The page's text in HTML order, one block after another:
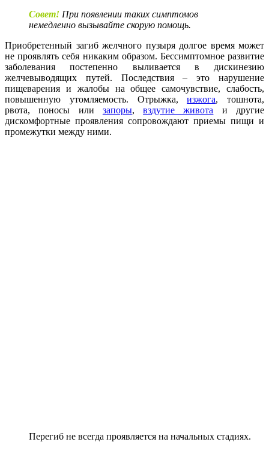
Совет! При появлении таких симптомов
немедленно вызывайте скорую помощь.
Приобретенный загиб желчного пузыря долгое время может
не проявлять себя никаким образом. Бессимптомное развитие
заболевания постепенно выливается в дискинезию
желчевыводящих путей. Последствия – это нарушение
пищеварения и жалобы на общее самочувствие, слабость,
повышенную утомляемость. Отрыжка,изжога, тошнота,
рвота, поносы или запоры,вздутие живота и другие
дискомфортные проявления сопровождают приемы пищи и
промежутки между ними.
Перегиб не всегда проявляется на начальных стадиях.